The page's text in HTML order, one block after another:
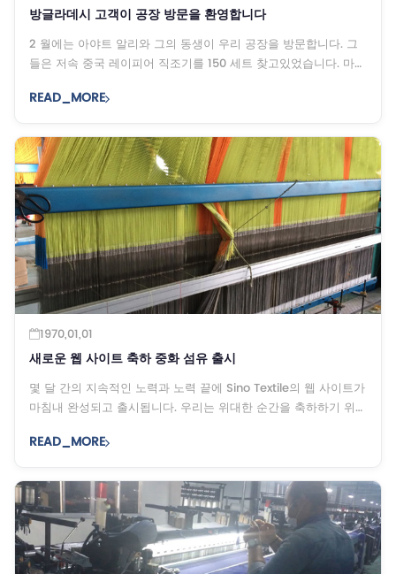
방글라데시 고객이 공장 방문을 환영합니다
2 월에는 아야트 알리와 그의 동생이 우리 공장을 방문합니다. 그
들은 저속 중국 레이피어 직조기를 150 세트 찾고있었습니다. 마침
READ_MORE
1970,01,01
새로운 웹 사이트 축하 중화 섬유 출시
몇 달 간의 지속적인 노력과 노력 끝에 Sino Textile의 웹 사이트가
마침내 완성되고 출시됩니다. 우리는 위대한 순간을 축하하기 위해
READ_MORE